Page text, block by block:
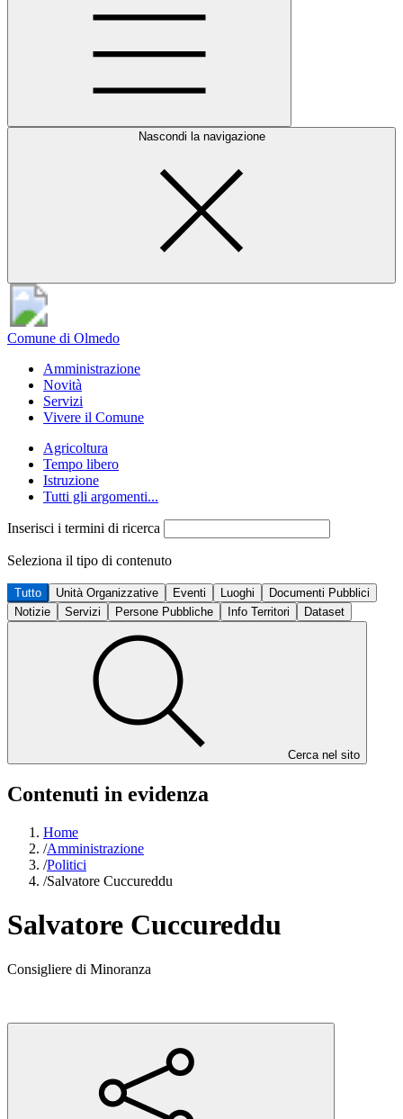
Nascondi la navigazione
Comune di Olmedo
Amministrazione
Novità
Servizi
Vivere il Comune
Agricoltura
Tempo libero
Istruzione
Tutti gli argomenti...
Inserisci i termini di ricerca
Seleziona il tipo di contenuto
Tutto Unità Organizzative Eventi Luoghi
Documenti Pubblici
Notizie
Servizi Persone Pubbliche Info Territori Dataset
Cerca nel sito
Contenuti in evidenza
Home
/Amministrazione
/Politici
/Salvatore Cuccureddu
Salvatore Cuccureddu
Consigliere di Minoranza